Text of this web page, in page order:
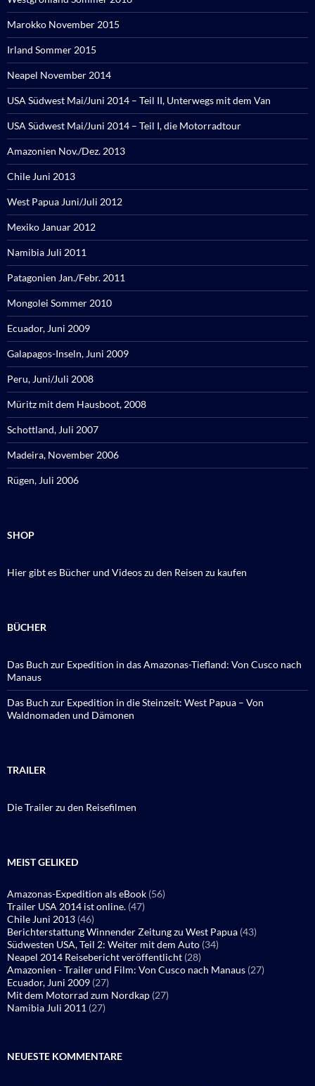
Marokko November 2015
Irland Sommer 2015
Neapel November 2014
USA Südwest Mai/Juni 2014 – Teil II, Unterwegs mit dem Van
USA Südwest Mai/Juni 2014 – Teil I, die Motorradtour
Amazonien Nov./Dez. 2013
Chile Juni 2013
West Papua Juni/Juli 2012
Mexiko Januar 2012
Namibia Juli 2011
Patagonien Jan./Febr. 2011
Mongolei Sommer 2010
Ecuador, Juni 2009
Galapagos-Inseln, Juni 2009
Peru, Juni/Juli 2008
Müritz mit dem Hausboot, 2008
Schottland, Juli 2007
Madeira, November 2006
Rügen, Juli 2006
SHOP
Hier gibt es Bücher und Videos zu den Reisen zu kaufen
BÜCHER
Das Buch zur Expedition in das Amazonas-Tiefland: Von Cusco nach
Manaus
Das Buch zur Expedition in die Steinzeit: West Papua – Von
Waldnomaden und Dämonen
TRAILER
Die Trailer zu den Reisefilmen
MEIST GELIKED
Amazonas-Expedition als eBook (56)
Trailer USA 2014 ist online. (47)
Chile Juni 2013 (46)
Berichterstattung Winnender Zeitung zu West Papua (43)
Südwesten USA, Teil 2: Weiter mit dem Auto (34)
Neapel 2014 Reisebericht veröffentlicht (28)
Amazonien - Trailer und Film: Von Cusco nach Manaus (27)
Ecuador, Juni 2009 (27)
Mit dem Motorrad zum Nordkap (27)
Namibia Juli 2011 (27)
NEUESTE KOMMENTARE